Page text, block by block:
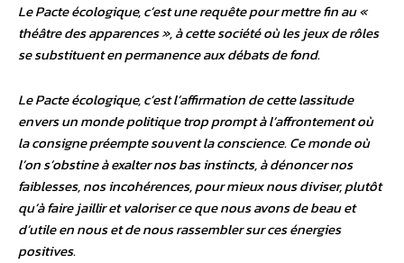
Le Pacte écologique, c’est une requête pour mettre fin au «
théâtre des apparences », à cette société où les jeux de rôles
se substituent en permanence aux débats de fond.
Le Pacte écologique, c’est l’affirmation de cette lassitude
envers un monde politique trop prompt à l’affrontement où
la consigne préempte souvent la conscience. Ce monde où
l’on s’obstine à exalter nos bas instincts, à dénoncer nos
faiblesses, nos incohérences, pour mieux nous diviser, plutôt
qu’à faire jaillir et valoriser ce que nous avons de beau et
d’utile en nous et de nous rassembler sur ces énergies
positives.